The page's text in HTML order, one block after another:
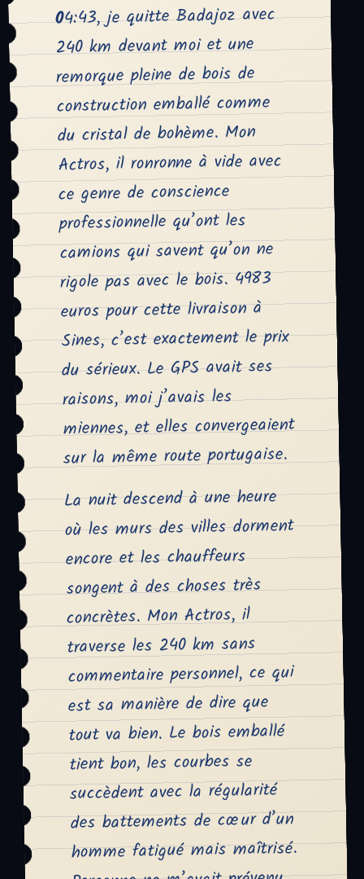
04:43, je quitte Badajoz avec
240 km devant moi et une
remorque pleine de bois de
construction emballé comme
du cristal de bohème. Mon
Actros, il ronronne à vide avec
ce genre de conscience
professionnelle qu’ont les
camions qui savent qu’on ne
rigole pas avec le bois. 4983
euros pour cette livraison à
Sines, c’est exactement le prix
du sérieux. Le GPS avait ses
raisons, moi j’avais les
miennes, et elles convergeaient
sur la même route portugaise.
La nuit descend à une heure
où les murs des villes dorment
encore et les chauffeurs
songent à des choses très
concrètes. Mon Actros, il
traverse les 240 km sans
commentaire personnel, ce qui
est sa manière de dire que
tout va bien. Le bois emballé
tient bon, les courbes se
succèdent avec la régularité
des battements de cœur d’un
homme fatigué mais maîtrisé.